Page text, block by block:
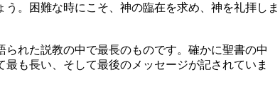
う。困難な時にこそ、神の臨在を求め、神を礼拝しま
られた説教の中で最長のものです。確かに聖書の中
最も長い、そして最後のメッセージが記されていま